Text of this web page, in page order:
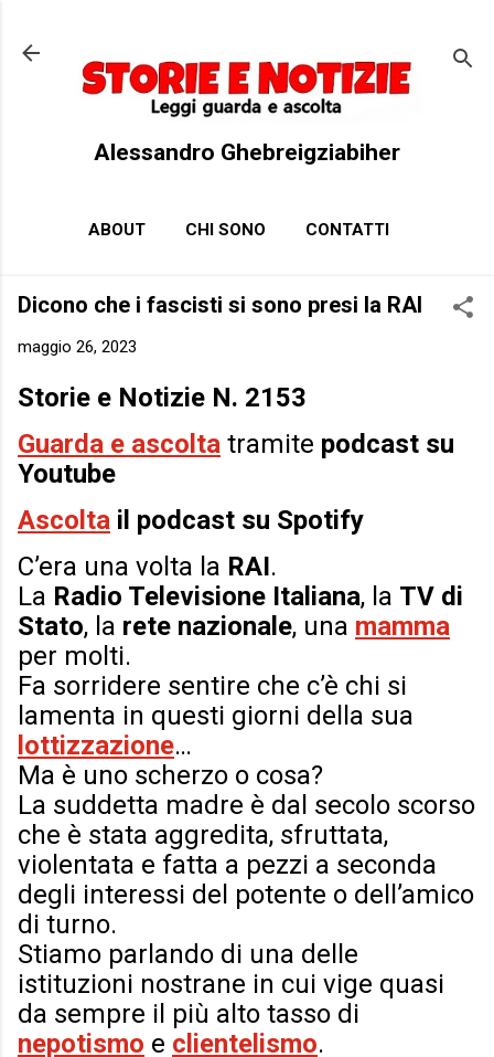
Alessandro Ghebreigziabiher
ABOUT CHI SONO CONTATTI
Dicono che i fascisti si sono presi la RAI
maggio 26, 2023
Storie e Notizie N. 2153
Guarda e ascolta tramite podcast su
Youtube
Ascolta il podcast su Spotify
C’era una volta la RAI.
La Radio Televisione Italiana, la TV di
Stato, la rete nazionale, una mamma
per molti.
Fa sorridere sentire che c’è chi si
lamenta in questi giorni della sua
lottizzazione…
Ma è uno scherzo o cosa?
La suddetta madre è dal secolo scorso
che è stata aggredita, sfruttata,
violentata e fatta a pezzi a seconda
degli interessi del potente o dell’amico
di turno.
Stiamo parlando di una delle
istituzioni nostrane in cui vige quasi
da sempre il più alto tasso di
nepotismo e clientelismo.